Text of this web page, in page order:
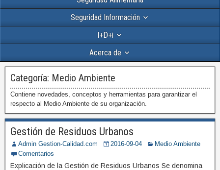
Seguridad Información
I+D+i
Acerca de
Categoría: Medio Ambiente
Contiene novedades, conceptos y herramientas para garantizar el
respecto al Medio Ambiente de su organización.
Gestión de Residuos Urbanos
Admin Gestion-Calidad.com 2016-09-04
Medio Ambiente
Comentarios
Explicación de la Gestión de Residuos Urbanos Se denomina